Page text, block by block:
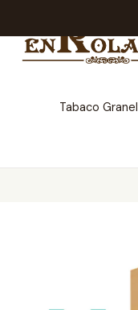
Tabaco Granel